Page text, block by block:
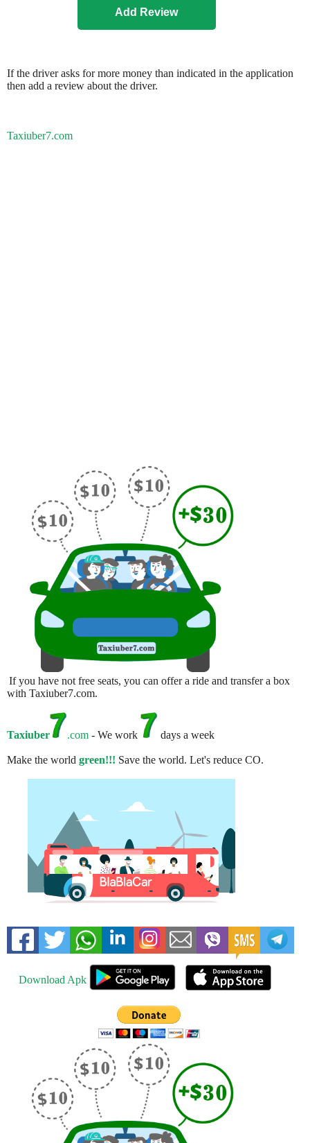
If the driver asks for more money than indicated in the application
then add a review about the driver.
Taxiuber7.com
If you have not free seats, you can offer a ride and transfer a box
with Taxiuber7.com.
Taxiuber .com - We work days a week
Make the world green!!! Save the world. Let's reduce CO.
Download Apk